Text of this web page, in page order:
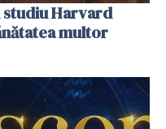
studiu Harvard
multor